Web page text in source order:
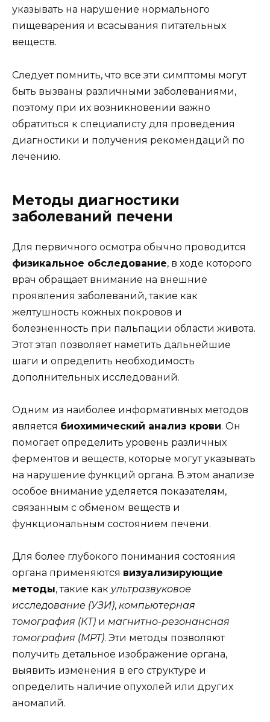
указывать на нарушение нормального
пищеварения и всасывания питательных
веществ.
Следует помнить, что все эти симптомы могут
быть вызваны различными заболеваниями,
поэтому при их возникновении важно
обратиться к специалисту для проведения
диагностики и получения рекомендаций по
лечению.
Методы диагностики
заболеваний печени
Для первичного осмотра обычно проводится
физикальное обследование, в ходе которого
врач обращает внимание на внешние
проявления заболеваний, такие как
желтушность кожных покровов и
болезненность при пальпации области живота.
Этот этап позволяет наметить дальнейшие
шаги и определить необходимость
дополнительных исследований.
Одним из наиболее информативных методов
является биохимический анализ крови. Он
помогает определить уровень различных
ферментов и веществ, которые могут указывать
на нарушение функций органа. В этом анализе
особое внимание уделяется показателям,
связанным с обменом веществ и
функциональным состоянием печени.
Для более глубокого понимания состояния
органа применяются визуализирующие
методы, такие как ультразвуковое
исследование (УЗИ), компьютерная
томография (КТ) и магнитно-резонансная
томография (МРТ). Эти методы позволяют
получить детальное изображение органа,
выявить изменения в его структуре и
определить наличие опухолей или других
аномалий.